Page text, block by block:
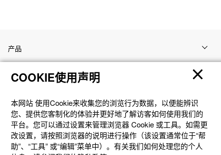
产品
客户支持
资讯
社交媒体
COOKIE使用声明
本网站 使⽤Cookie来收集您的浏览⾏为数据，以便能辨识
您、提供您客制化的体验并更好地了解访客如何使⽤我们的
平台。您可以通过设置来管理浏览器 Cookie 或⼯具。如需更
改设置，请按照浏览器的说明进⾏操作（该设置通常位于“帮
助”、“⼯具” 或“编辑”菜单中）。有关我们如何处理您的个⼈